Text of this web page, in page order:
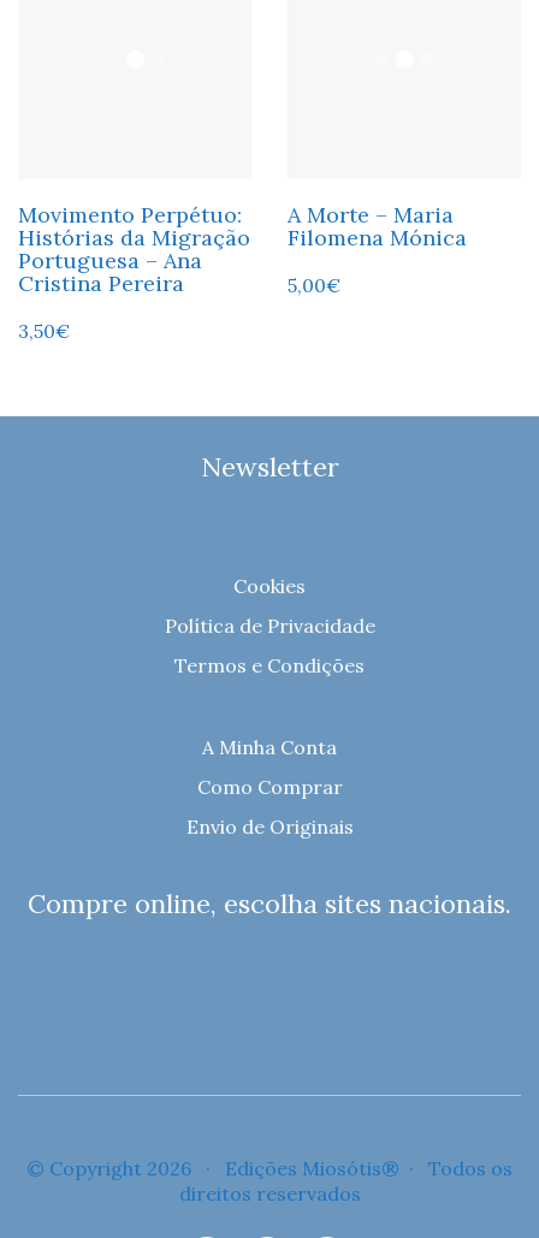
Movimento Perpétuo:
Histórias da Migração
Portuguesa – Ana
Cristina Pereira
3,50€
A Morte – Maria
Filomena Mónica
5,00€
Newsletter
Cookies
Política de Privacidade
Termos e Condições
A Minha Conta
Como Comprar
Envio de Originais
Compre online, escolha sites nacionais.
© Copyright 2026 · Edições Miosótis® · Todos os
direitos reservados